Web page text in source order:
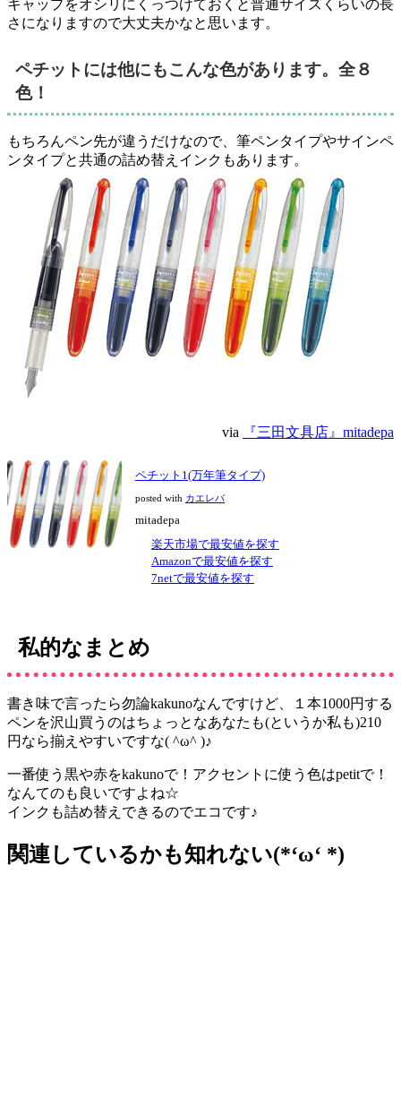
キャップをオシリにくっつけておくと普通サイズくらいの長
さになりますので大丈夫かなと思います。
ペチットには他にもこんな色があります。全８
色！
もちろんペン先が違うだけなので、筆ペンタイプやサインペ
ンタイプと共通の詰め替えインクもあります。
via 『三田文具店』mitadepa
ペチット1(万年筆タイプ)
posted with カエレバ
mitadepa
楽天市場で最安値を探す
Amazonで最安値を探す
7netで最安値を探す
私的なまとめ
書き味で言ったら勿論kakunoなんですけど、１本1000円する
ペンを沢山買うのはちょっとなあなたも(というか私も)210
円なら揃えやすいですな( ^ω^ )♪
一番使う黒や赤をkakunoで！アクセントに使う色はpetitで！
なんてのも良いですよね☆
インクも詰め替えできるのでエコです♪
関連しているかも知れない(*‘ω‘ *)